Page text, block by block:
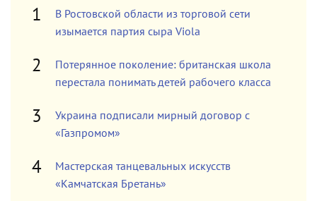
В Ростовской области из торговой сети
изымается партия сыра Viola
Потерянное поколение: британская школа
перестала понимать детей рабочего класса
Украина подписали мирный договор с
«Газпромом»
Мастерская танцевальных искусств
«Камчатская Бретань»